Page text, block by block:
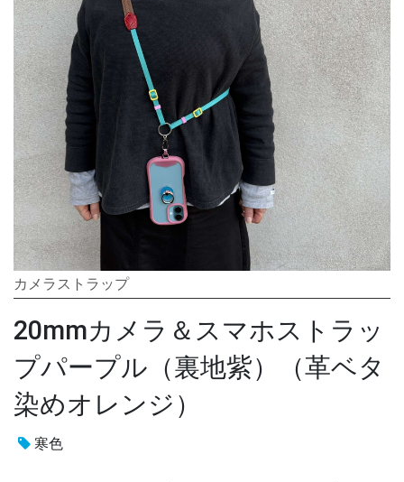
カメラストラップ
20mmカメラ＆スマホストラッ
プパープル（裏地紫）（革ベタ
染めオレンジ）
寒色